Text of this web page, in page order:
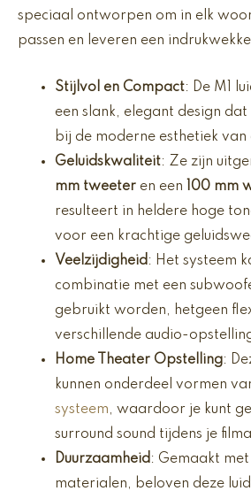
speciaal ontworpen om in elk
passen en leveren een
Stijlvol en Compact: De M1
een slank, elegant design
bij de moderne esthetiek
Geluidskwaliteit: Ze zijn
mm tweeter en een 100 mm
resulteert in heldere hoge
voor een krachtige
Veelzijdigheid : Het systeem
combinatie met een
gebruikt worden, hetgeen
verschillende audio-
Home Theater Opstelling:
kunnen onderdeel vormen
systeem, waardoor je kunt
surround sound tijdens je
Duurzaamheid : Gemaakt
materialen, beloven deze